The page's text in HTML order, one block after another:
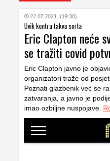
22.07.2021. (19:30)
Uvik kontra takva sorta
Eric Clapton neće
se tražiti covid
Eric Clapton javno je
organizatori traže od
Poznati glazbenik već se
zatvaranja, a javno je
imao ozbiljne nuspojave.